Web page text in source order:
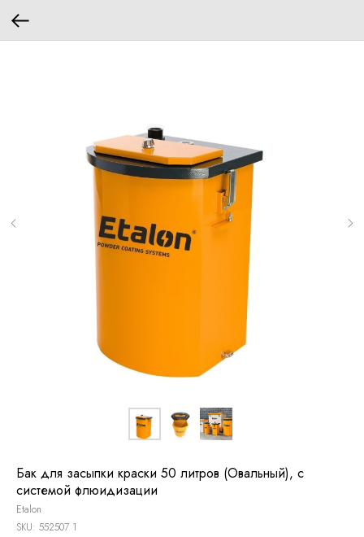
Бак для засыпки краски 50 литров (Овальный), с
системой флюидизации
Etalon
SKU: 552507 1